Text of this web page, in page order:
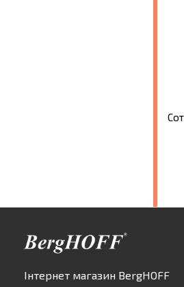
Інтернет магазин BergHOFF